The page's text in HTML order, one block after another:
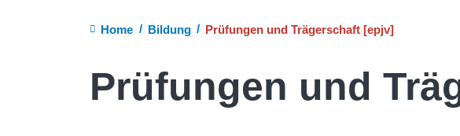
Breadcrumb
Home Bildung Prüfungen und Trägerschaft [epjv]
Prüfungen und